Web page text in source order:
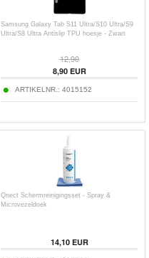
Samsung Galaxy Tab S11 Ultra/S10 Ultra/S9
Ultra/S8 Ultra Antislip TPU hoesje - Zwart
12,90
8,90EUR
ARTIKELNR.: 4015152
Qnect Schermreinigingsset - Spray &
Microvezeldoek
14,10EUR